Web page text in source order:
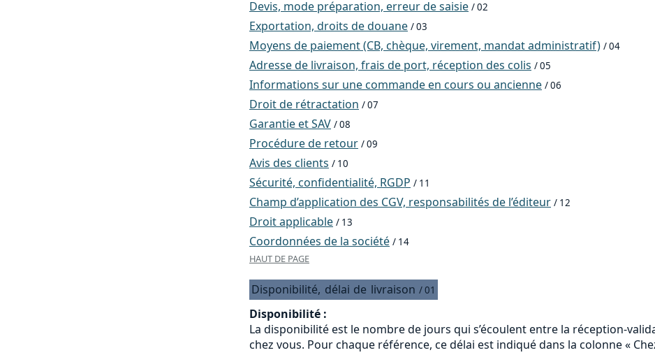
Devis, mode préparation, erreur de saisie / 02
Exportation, droits de douane / 03
Moyens de paiement (CB, chèque, virement, mandat administratif) / 04
Adresse de livraison, frais de port, réception des colis / 05
Informations sur une commande en cours ou ancienne / 06
Droit de rétractation / 07
Garantie et SAV / 08
Procédure de retour / 09
Avis des clients / 10
Sécurité, confidentialité, RGDP / 11
Champ d’application des CGV, responsabilités de l’éditeur / 12
Droit applicable / 13
Coordonnées de la société / 14
HAUT DE PAGE
Disponibilité, délai de livraison / 01
Disponibilité :
La disponibilité est le nombre de jours qui s’écoulent entre la réception-
chez vous. Pour chaque référence, ce délai est indiqué dans la colonne «